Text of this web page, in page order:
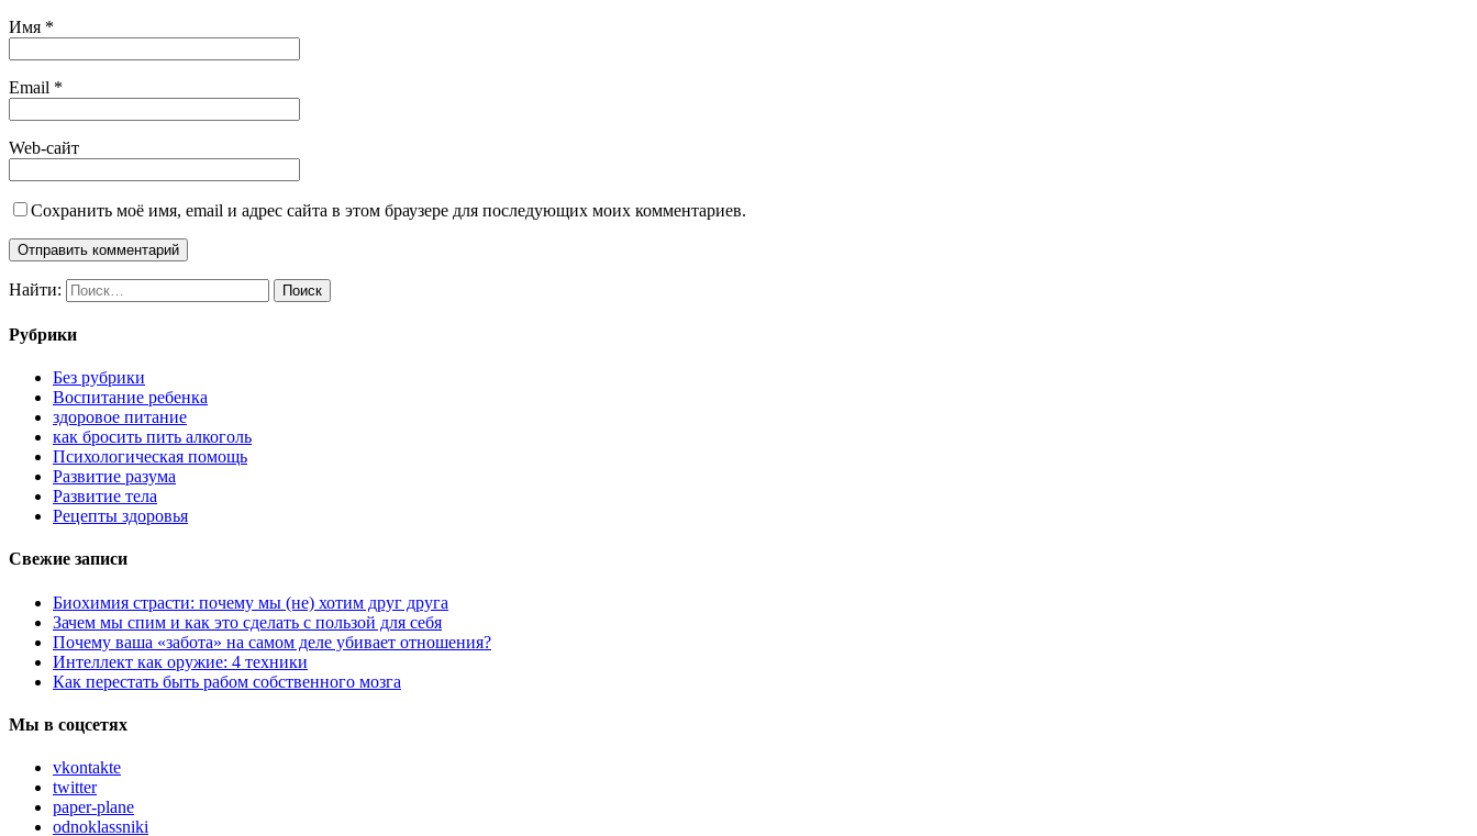
Имя *
Email *
Web-сайт
Сохранить моё имя, email и адрес сайта в этом браузере для последующих моих комментариев.
Найти:
Рубрики
Без рубрики
Воспитание ребенка
здоровое питание
как бросить пить алкоголь
Психологическая помощь
Развитие разума
Развитие тела
Рецепты здоровья
Свежие записи
Биохимия страсти: почему мы (не) хотим друг друга
Зачем мы спим и как это сделать с пользой для себя
Почему ваша «забота» на самом деле убивает отношения?
Интеллект как оружие: 4 техники
Как перестать быть рабом собственного мозга
Мы в соцсетях
vkontakte
twitter
paper-plane
odnoklassniki